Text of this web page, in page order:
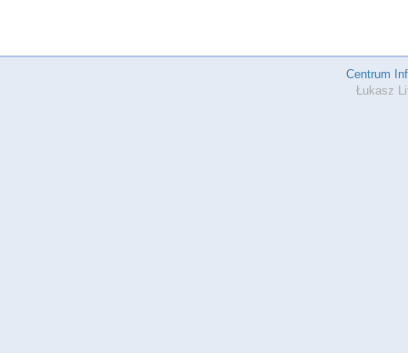
Centrum
Łukasz